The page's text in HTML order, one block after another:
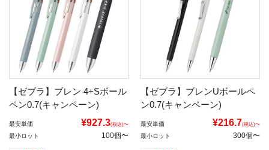
【ゼブラ】ブレン 4+Sボール
ペン0.7(キャンペーン)
最安単価 ¥927.3(税込)〜
最小ロット 100個〜
【ゼブラ】ブレンUボールペ
ン0.7(キャンペーン)
最安単価 ¥216.7(税込)〜
最小ロット 300個〜